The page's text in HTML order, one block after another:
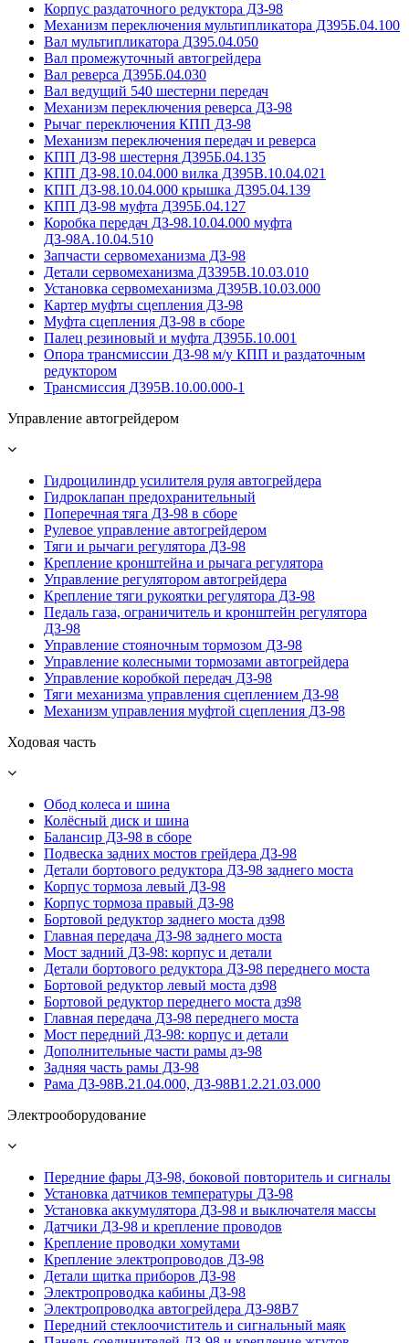
Корпус раздаточного редуктора ДЗ-98
Механизм переключения мультипликатора Д395Б.04.100
Вал мультипликатора Д395.04.050
Вал промежуточный автогрейдера
Вал реверса Д395Б.04.030
Вал ведущий 540 шестерни передач
Механизм переключения реверса ДЗ-98
Рычаг переключения КПП ДЗ-98
Механизм переключения передач и реверса
КПП ДЗ-98 шестерня Д395Б.04.135
КПП ДЗ-98.10.04.000 вилка Д395В.10.04.021
КПП ДЗ-98.10.04.000 крышка Д395.04.139
КПП ДЗ-98 муфта Д395Б.04.127
Коробка передач ДЗ-98.10.04.000 муфта
ДЗ-98А.10.04.510
Запчасти сервомеханизма ДЗ-98
Детали сервомеханизма ДЗ395В.10.03.010
Установка сервомеханизма Д395В.10.03.000
Картер муфты сцепления ДЗ-98
Муфта сцепления ДЗ-98 в сборе
Палец резиновый и муфта Д395Б.10.001
Опора трансмиссии ДЗ-98 м/у КПП и раздаточным
редуктором
Трансмиссия Д395В.10.00.000-1
Управление автогрейдером
Гидроцилиндр усилителя руля автогрейдера
Гидроклапан предохранительный
Поперечная тяга ДЗ-98 в сборе
Рулевое управление автогрейдером
Тяги и рычаги регулятора ДЗ-98
Крепление кронштейна и рычага регулятора
Управление регулятором автогрейдера
Крепление тяги рукоятки регулятора ДЗ-98
Педаль газа, ограничитель и кронштейн регулятора
ДЗ-98
Управление стояночным тормозом ДЗ-98
Управление колесными тормозами автогрейдера
Управление коробкой передач ДЗ-98
Тяги механизма управления сцеплением ДЗ-98
Механизм управления муфтой сцепления ДЗ-98
Ходовая часть
Обод колеса и шина
Колёсный диск и шина
Балансир ДЗ-98 в сборе
Подвеска задних мостов грейдера ДЗ-98
Детали бортового редуктора ДЗ-98 заднего моста
Корпус тормоза левый ДЗ-98
Корпус тормоза правый ДЗ-98
Бортовой редуктор заднего моста дз98
Главная передача ДЗ-98 заднего моста
Мост задний ДЗ-98: корпус и детали
Детали бортового редуктора ДЗ-98 переднего моста
Бортовой редуктор левый моста дз98
Бортовой редуктор переднего моста дз98
Главная передача ДЗ-98 переднего моста
Мост передний ДЗ-98: корпус и детали
Дополнительные части рамы дз-98
Задняя часть рамы ДЗ-98
Рама ДЗ-98В.21.04.000, ДЗ-98В1.2.21.03.000
Электрооборудование
Передние фары ДЗ-98, боковой повторитель и сигналы
Установка датчиков температуры ДЗ-98
Установка аккумулятора ДЗ-98 и выключателя массы
Датчики ДЗ-98 и крепление проводов
Крепление проводки хомутами
Крепление электропроводов ДЗ-98
Детали щитка приборов ДЗ-98
Электропроводка кабины ДЗ-98
Электропроводка автогрейдера ДЗ-98В7
Передний стеклоочиститель и сигнальный маяк